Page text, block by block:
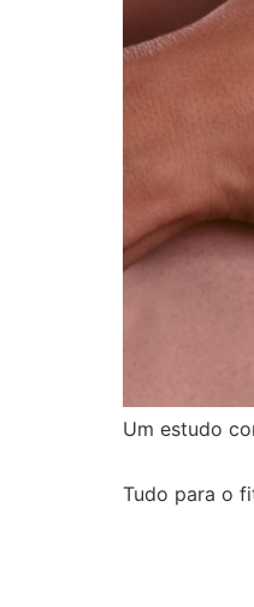
Um estudo
Tudo para o